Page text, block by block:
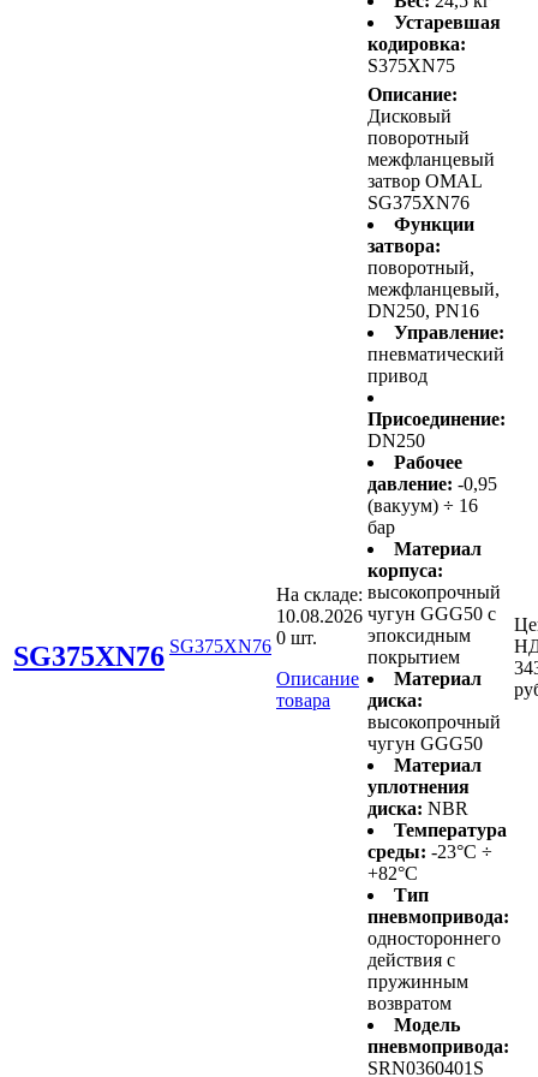
Устаревшая
кодировка:
S375XN75
SG375XN76 SG375XN76
На складе:
10.08.2026
0 шт.
Описание
товара
Описание:
Дисковый
поворотный
межфланцевый
затвор OMAL
SG375XN76
Функции
затвора:
поворотный,
межфланцевый,
DN250, PN16
Управление:
пневматический
привод
Присоединение:
DN250
Рабочее
давление: -0,95
(вакуум) ÷ 16
бар
Материал
корпуса:
высокопрочный
чугун GGG50 с
эпоксидным
покрытием
Материал
диска:
высокопрочный
чугун GGG50
Материал
уплотнения
диска: NBR
Температура
среды: -23°C ÷
+82°C
Тип
пневмопривода:
одностороннего
действия с
пружинным
возвратом
Модель
пневмопривода:
SRN0360401S